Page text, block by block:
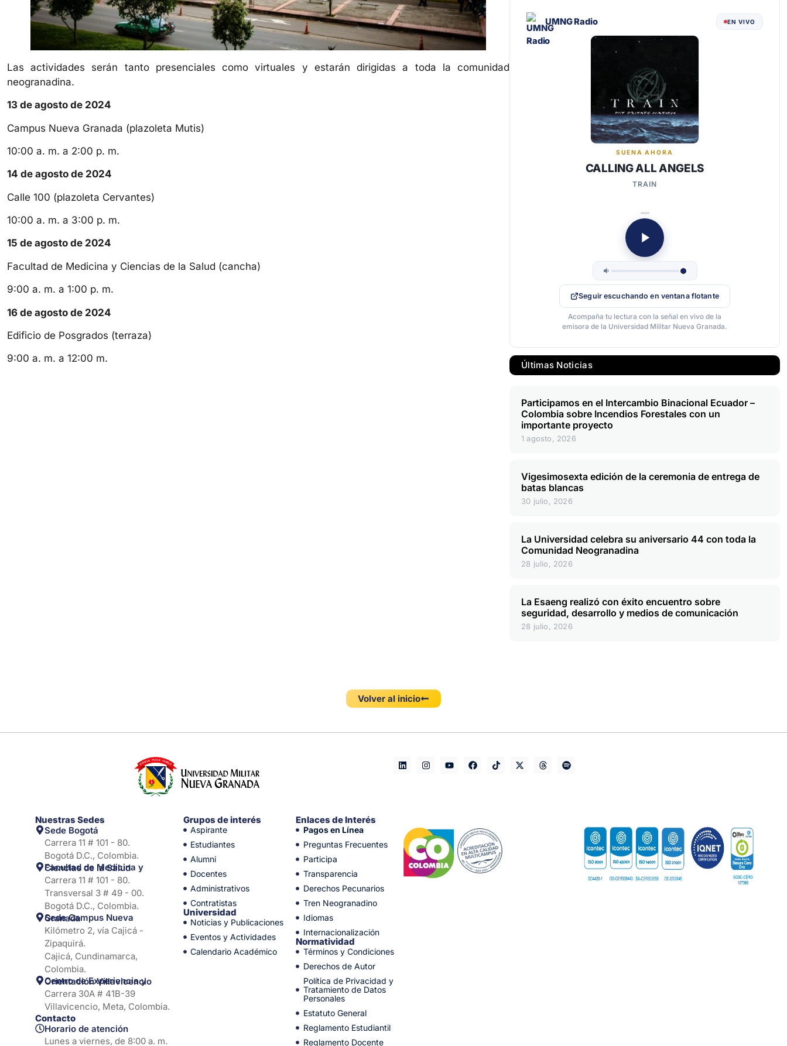
Las actividades serán tanto presenciales como virtuales y estarán dirigidas a toda la comunidad
neogranadina.
13 de agosto de 2024
Campus Nueva Granada (plazoleta Mutis)
10:00 a. m. a 2:00 p. m.
14 de agosto de 2024
Calle 100 (plazoleta Cervantes)
10:00 a. m. a 3:00 p. m.
15 de agosto de 2024
Facultad de Medicina y Ciencias de la Salud (cancha)
9:00 a. m. a 1:00 p. m.
16 de agosto de 2024
Edificio de Posgrados (terraza)
9:00 a. m. a 12:00 m.
UMNG Radio EN VIVO
SUENA AHORA
CALLING ALL ANGELS
TRAIN
Seguir escuchando en ventana flotante
Acompaña tu lectura con la señal en vivo de la
emisora de la Universidad Militar Nueva Granada.
Últimas Noticias
Participamos en el Intercambio Binacional Ecuador –
Colombia sobre Incendios Forestales con un
importante proyecto
1 agosto, 2026
Vigesimosexta edición de la ceremonia de entrega de
batas blancas
30 julio, 2026
La Universidad celebra su aniversario 44 con toda la
Comunidad Neogranadina
28 julio, 2026
La Esaeng realizó con éxito encuentro sobre
seguridad, desarrollo y medios de comunicación
28 julio, 2026
Volver al inicio
Nuestras Sedes
Sede Bogotá
Carrera 11 # 101 - 80.
Bogotá D.C., Colombia.
Facultad de Medicina y Ciencias de la Salud
Carrera 11 # 101 - 80.
Transversal 3 # 49 - 00.
Bogotá D.C., Colombia.
Sede Campus Nueva Granada
Kilómetro 2, vía Cajicá -
Zipaquirá.
Cajicá, Cundinamarca,
Colombia.
Centro de Experiencia y Orientación Villavicencio
Carrera 30A # 41B-39
Villavicencio, Meta, Colombia.
Contacto
Horario de atención
Lunes a viernes, de 8:00 a. m.
Grupos de interés
Aspirante
Estudiantes
Alumni
Docentes
Administrativos
Contratistas
Universidad
Noticias y Publicaciones
Eventos y Actividades
Calendario Académico
Enlaces de Interés
Pagos en Línea
Preguntas Frecuentes
Participa
Transparencia
Derechos Pecunarios
Tren Neogranadino
Idiomas
Internacionalización
Normatividad
Términos y Condiciones
Derechos de Autor
Política de Privacidad y
Tratamiento de Datos
Personales
Estatuto General
Reglamento Estudiantil
Reglamento Docente